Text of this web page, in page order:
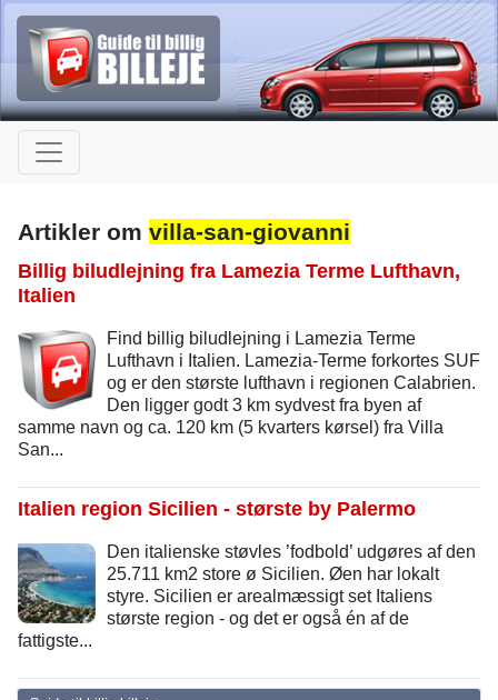
Artikler om villa-san-giovanni
Billig biludlejning fra Lamezia Terme Lufthavn,
Italien
Find billig biludlejning i Lamezia Terme
Lufthavn i Italien. Lamezia-Terme forkortes SUF
og er den største lufthavn i regionen Calabrien.
Den ligger godt 3 km sydvest fra byen af
samme navn og ca. 120 km (5 kvarters kørsel) fra Villa
San...
Italien region Sicilien - største by Palermo
Den italienske støvles ’fodbold’ udgøres af den
25.711 km2 store ø Sicilien. Øen har lokalt
styre. Sicilien er arealmæssigt set Italiens
største region - og det er også én af de
fattigste...